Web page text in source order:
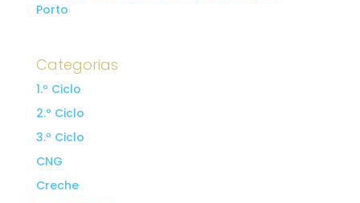
Porto
Categorias
1.º Ciclo
2.º Ciclo
3.º Ciclo
CNG
Creche